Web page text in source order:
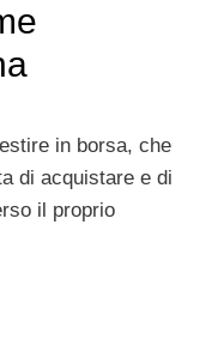
in borsa, che
di acquistare e di
il proprio